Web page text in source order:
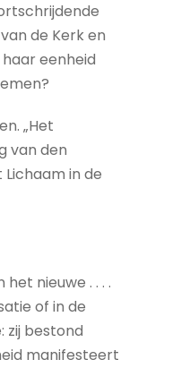
de Kerk en
eenheid
„Het
van den
Lichaam in de
nieuwe . . . .
of in de
zij bestond
manifesteert